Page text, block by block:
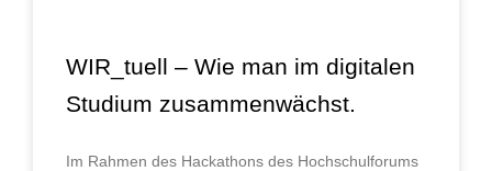
WIR_tuell – Wie man im digitalen
Studium zusammenwächst.
Im Rahmen des Hackathons des Hochschulforums